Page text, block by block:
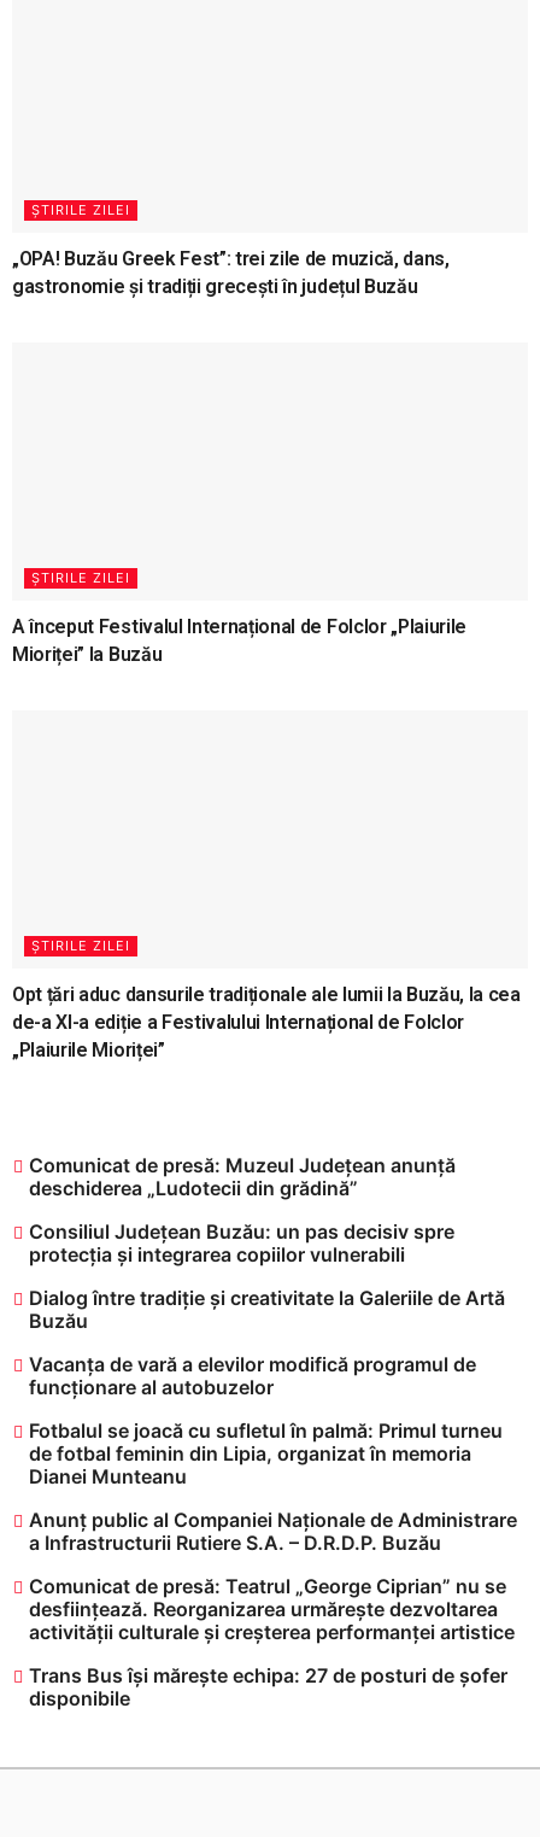
ȘTIRILE ZILEI
„OPA! Buzău Greek Fest”: trei zile de muzică, dans,
gastronomie și tradiții grecești în județul Buzău
ȘTIRILE ZILEI
A început Festivalul Internațional de Folclor „Plaiurile
Mioriței” la Buzău
ȘTIRILE ZILEI
Opt țări aduc dansurile tradiționale ale lumii la Buzău, la cea
de-a XI-a ediție a Festivalului Internațional de Folclor
„Plaiurile Mioriței”
Comunicat de presă: Muzeul Județean anunță
deschiderea „Ludotecii din grădină”
Consiliul Județean Buzău: un pas decisiv spre
protecția și integrarea copiilor vulnerabili
Dialog între tradiție și creativitate la Galeriile de Artă
Buzău
Vacanța de vară a elevilor modifică programul de
funcționare al autobuzelor
​Fotbalul se joacă cu sufletul în palmă: Primul turneu
de fotbal feminin din Lipia, organizat în memoria
Dianei Munteanu
Anunț public al Companiei Naționale de Administrare
a Infrastructurii Rutiere S.A. – D.R.D.P. Buzău
Comunicat de presă: Teatrul „George Ciprian” nu se
desființează. Reorganizarea urmărește dezvoltarea
activității culturale și creșterea performanței artistice
Trans Bus își mărește echipa: 27 de posturi de șofer
disponibile